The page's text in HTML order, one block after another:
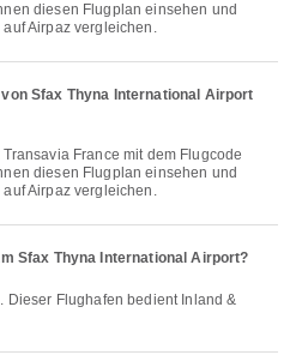
diesen Flugplan einsehen und
Airpaz vergleichen.
Sfax Thyna International Airport
diesen Flugplan einsehen und
Airpaz vergleichen.
Sfax Thyna International Airport?